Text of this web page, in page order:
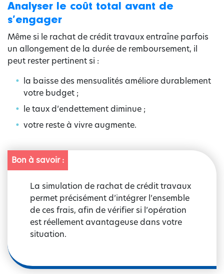
Analyser le coût total avant de
s’engager
Même si le rachat de crédit travaux entraîne parfois
un allongement de la durée de remboursement, il
peut rester pertinent si :
la baisse des mensualités améliore durablement
votre budget ;
le taux d’endettement diminue ;
votre reste à vivre augmente.
Bon à savoir :
La simulation de rachat de crédit travaux
permet précisément d’intégrer l’ensemble
de ces frais, afin de vérifier si l’opération
est réellement avantageuse dans votre
situation.